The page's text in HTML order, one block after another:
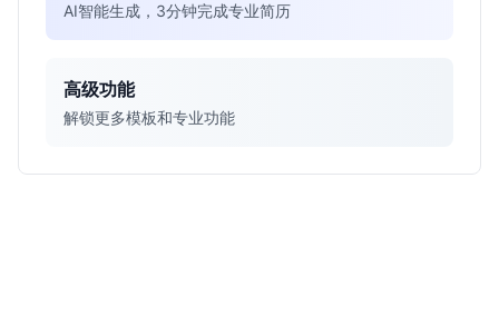
AI智能生成，3分钟完成专业简历
高级功能
解锁更多模板和专业功能